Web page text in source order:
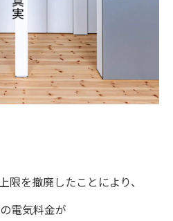
限を撤廃したことにより、
電気料金が